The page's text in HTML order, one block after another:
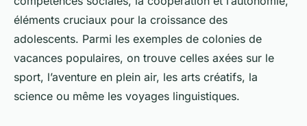
éléments cruciaux pour la croissance des
adolescents. Parmi les exemples de colonies de
vacances populaires, on trouve celles axées sur le
sport, l’aventure en plein air, les arts créatifs, la
science ou même les voyages linguistiques.